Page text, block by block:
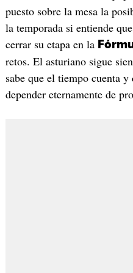
puesto sobre la mesa la
la temporada si entiende
cerrar su etapa en la
retos. El asturiano sigue
sabe que el tiempo cuenta
depender eternamente de